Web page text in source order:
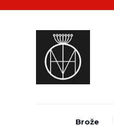
Brože